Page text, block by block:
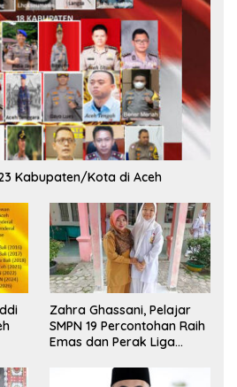
Kabupaten/Kota di Aceh
Zahra Ghassani, Pelajar
SMPN 19 Percontohan Raih
Emas dan Perak Liga